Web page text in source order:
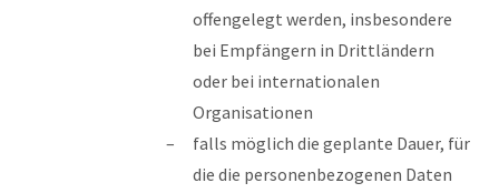
offengelegt werden, insbesondere
bei Empfängern in Drittländern
oder bei internationalen
Organisationen
falls möglich die geplante Dauer, für
die die personenbezogenen Daten